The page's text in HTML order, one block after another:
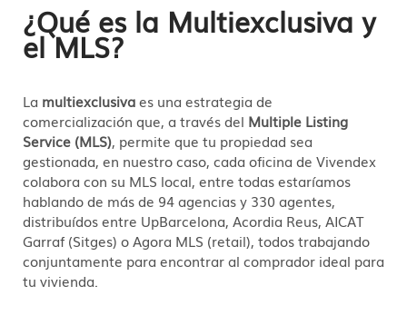
¿Qué es la Multiexclusiva y
el MLS?
La multiexclusivaes una estrategia de
comercialización que, a través del Multiple Listing
Service (MLS), permite que tu propiedad sea
gestionada, en nuestro caso, cada oficina de Vivendex
colabora con su MLS local, entre todas estaríamos
hablando de más de 94 agencias y 330 agentes,
distribuídos entre UpBarcelona, Acordia Reus, AICAT
Garraf (Sitges) o Agora MLS (retail), todos trabajando
conjuntamente para encontrar al comprador ideal para
tu vivienda.